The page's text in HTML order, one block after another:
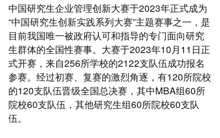
中国研究生企业管理创新大赛于2023年正式成为
“中国研究生创新实践系列大赛”主题赛事之一，是
目前我国唯一被政府认可和指导的专门面向研究
生群体的全国性赛事。大赛于2023年10月11日正
式开赛，来自256所学校的2122支队伍成功报名
参赛。经过初赛、复赛的激烈角逐，有120所院校
的120支队伍晋级全国总决赛，其中MBA组60所
院校60支队伍，其他研究生组60所院校60支队
伍。